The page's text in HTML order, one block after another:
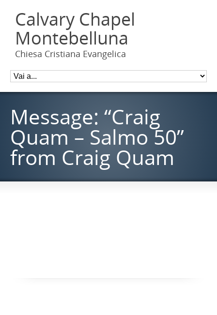
Calvary Chapel
Montebelluna
Chiesa Cristiana Evangelica
Message: “Craig
Quam – Salmo 50”
from Craig Quam